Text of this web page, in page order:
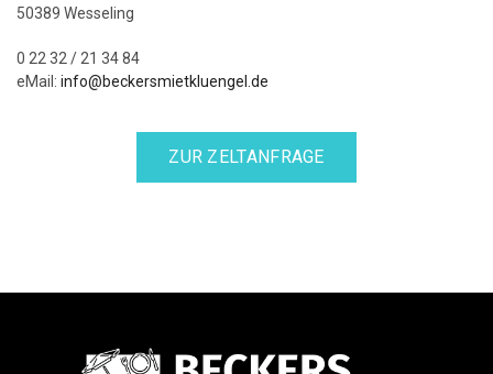
50389 Wesseling
0 22 32 / 21 34 84
eMail: info@beckersmietkluengel.de
ZUR ZELTANFRAGE